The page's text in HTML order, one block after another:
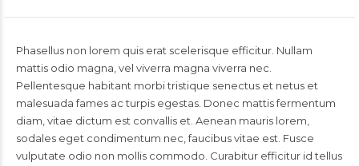
Phasellus non lorem quis erat scelerisque efficitur. Nullam
mattis odio magna, vel viverra magna viverra nec.
Pellentesque habitant morbi tristique senectus et netus et
malesuada fames ac turpis egestas. Donec mattis fermentum
diam, vitae dictum est convallis et. Aenean mauris lorem,
sodales eget condimentum nec, faucibus vitae est. Fusce
vulputate odio non mollis commodo. Curabitur efficitur id tellus